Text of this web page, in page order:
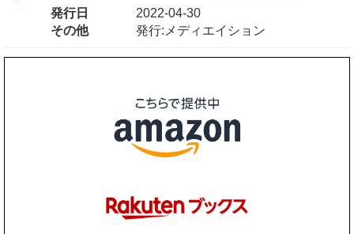
発行日
2022-04-30
その他
発行:メディエイション